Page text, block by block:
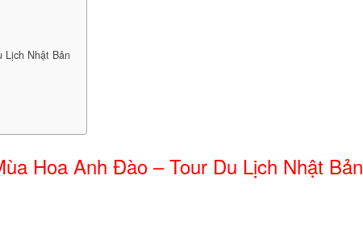
Lịch Nhật Bản
Hoa Anh Đào – Tour Du Lịch Nhật Bản